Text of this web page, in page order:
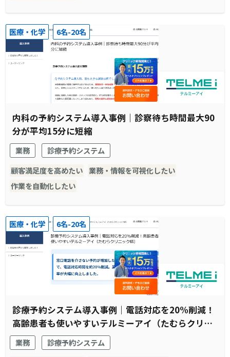
医療・化学 6名-20名
内科の予約システム導入事例｜診察待ち時間最大90
分が平均15分に短縮
業務
診療予約システム
顧客満足度を高めたい 業務・情報を可視化したい
作業を自動化したい
医療・化学 6名-20名
診療予約システム導入事例｜電話対応を20%削減！
高齢患者も使いやすいテルミーアイ（たむらクリニ
ック様）
業務 診療予約システム